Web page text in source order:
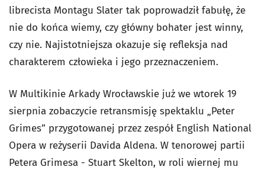
librecista Montagu Slater tak poprowadził fabułę, że
nie do końca wiemy, czy główny bohater jest winny,
czy nie. Najistotniejsza okazuje się refleksja nad
charakterem człowieka i jego przeznaczeniem.
W Multikinie Arkady Wrocławskie już we wtorek 19
sierpnia zobaczycie retransmisję spektaklu „Peter
Grimes” przygotowanej przez zespół English National
Opera w reżyserii Davida Aldena. W tenorowej partii
Petera Grimesa - Stuart Skelton, w roli wiernej mu